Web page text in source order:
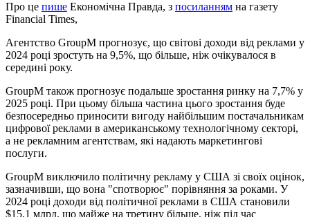
Про це пише Економічна Правда, з посиланням на газету
Financial Times,
Агентство GroupM прогнозує, що світові доходи від реклами у
2024 році зростуть на 9,5%, що більше, ніж очікувалося в
середині року.
GroupM також прогнозує подальше зростання ринку на 7,7% у
2025 році. При цьому більша частина цього зростання буде
безпосередньо приносити вигоду найбільшим постачальникам
цифрової реклами в американському технологічному секторі,
а не рекламним агентствам, які надають маркетингові
послуги.
GroupM виключило політичну рекламу у США зі своїх оцінок,
зазначивши, що вона "спотворює" порівняння за роками. У
2024 році доходи від політичної реклами в США становили
$15,1 млрд, що майже на третину більше, ніж під час